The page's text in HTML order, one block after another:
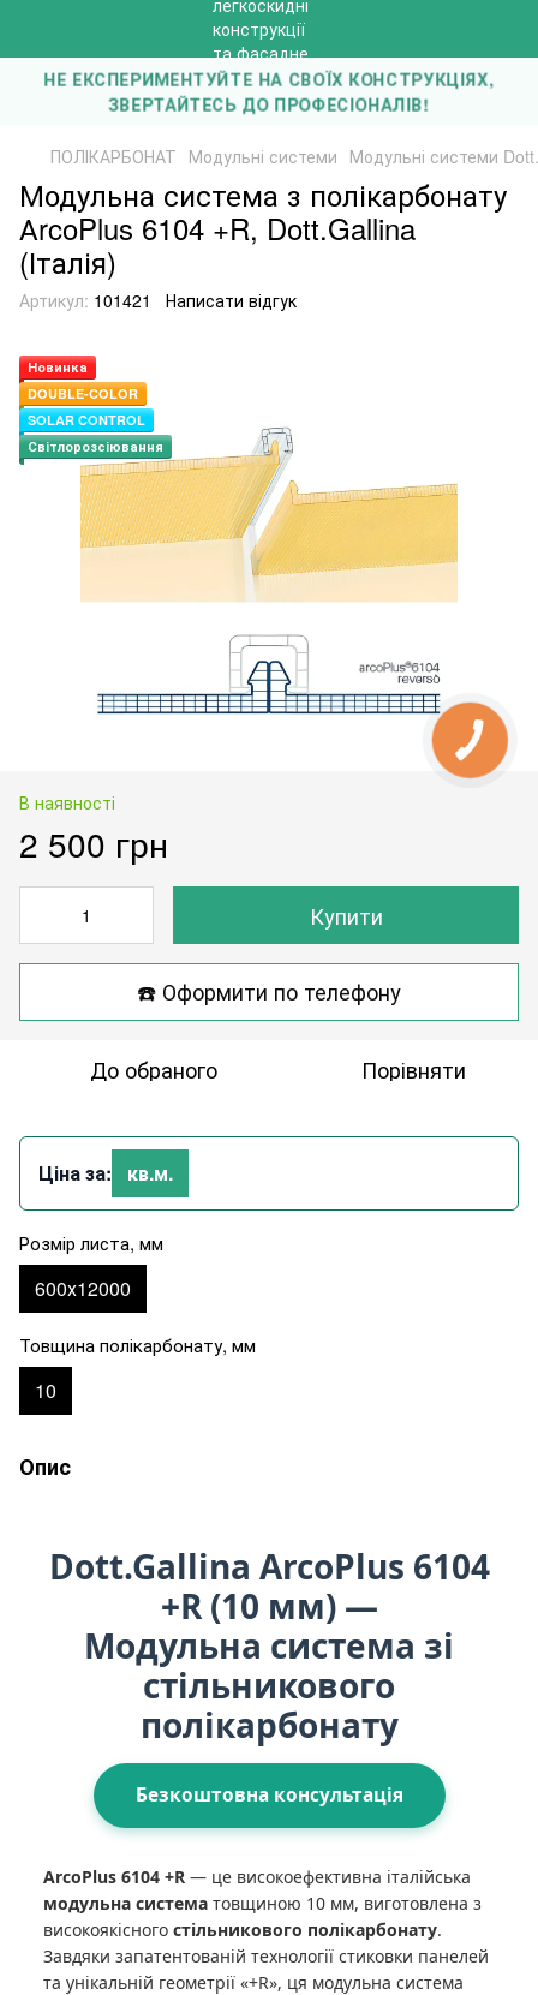
НЕ ЕКСПЕРИМЕНТУЙТЕ НА СВОЇХ КОНСТРУКЦІЯХ,
ЗВЕРТАЙТЕСЬ ДО ПРОФЕСІОНАЛІВ!
ПОЛІКАРБОНАТ Модульні системи Модульні системи
Модульна система з полікарбонату
АrcoPlus 6104 +R, Dott.Gallina
(Італія)
Артикул: 101421 Написати відгук
Новинка
DOUBLE-COLOR
SOLAR CONTROL
Світлорозсіювання
В наявності
2 500 грн
Купити
☎️ Оформити по телефону
До обраного Порівняти
Ціна за: кв.м.
Розмір листа, мм
600х12000
Товщина полікарбонату, мм
10
Опис
Dott.Gallina ArcoPlus 6104
+R (10 мм) —
Модульна система зі
стільникового
полікарбонату
Безкоштовна консультація
ArcoPlus 6104 +R — це високоефективна італійська
модульна система товщиною 10 мм, виготовлена з
високоякісного стільникового полікарбонату.
Завдяки запатентованій технології стиковки панелей
та унікальній геометрії «+R», ця модульна система